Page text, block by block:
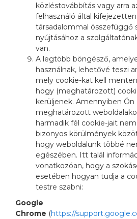
közléstovábbítás vagy arra
felhasználó által
társadalommal összefüggő
nyújtásához a
van.
A legtöbb böngésző,
használnak, lehetővé teszi
mely cookie-kat kell
hogy (meghatározott)
kerüljenek. Amennyiben
meghatározott
harmadik fél cookie-jait
bizonyos körülmények
hogy weboldalunk többé
egészében. Itt talál
vonatkozóan, hogy a
esetében hogyan tudja a
testre szabni:
Google
Chrome (https://